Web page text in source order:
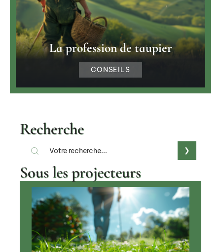
La profession de taupier
CONSEILS
Recherche
Sous les projecteurs